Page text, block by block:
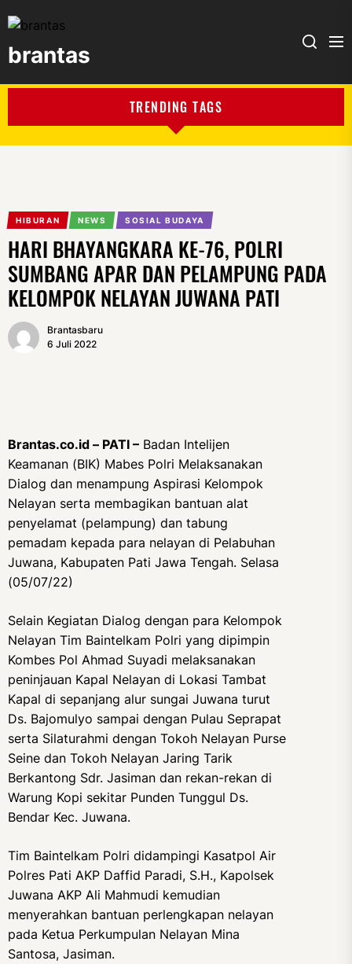
brantas
TRENDING TAGS
HIBURAN NEWS SOSIAL BUDAYA
HARI BHAYANGKARA KE-76, POLRI
SUMBANG APAR DAN PELAMPUNG PADA
KELOMPOK NELAYAN JUWANA PATI
Brantasbaru
6 Juli 2022
Brantas.co.id – PATI – Badan Intelijen
Keamanan (BIK) Mabes Polri Melaksanakan
Dialog dan menampung Aspirasi Kelompok
Nelayan serta membagikan bantuan alat
penyelamat (pelampung) dan tabung
pemadam kepada para nelayan di Pelabuhan
Juwana, Kabupaten Pati Jawa Tengah. Selasa
(05/07/22)
Selain Kegiatan Dialog dengan para Kelompok
Nelayan Tim Baintelkam Polri yang dipimpin
Kombes Pol Ahmad Suyadi melaksanakan
peninjauan Kapal Nelayan di Lokasi Tambat
Kapal di sepanjang alur sungai Juwana turut
Ds. Bajomulyo sampai dengan Pulau Seprapat
serta Silaturahmi dengan Tokoh Nelayan Purse
Seine dan Tokoh Nelayan Jaring Tarik
Berkantong Sdr. Jasiman dan rekan-rekan di
Warung Kopi sekitar Punden Tunggul Ds.
Bendar Kec. Juwana.
Tim Baintelkam Polri didampingi Kasatpol Air
Polres Pati AKP Daffid Paradi, S.H., Kapolsek
Juwana AKP Ali Mahmudi kemudian
menyerahkan bantuan perlengkapan nelayan
pada Ketua Perkumpulan Nelayan Mina
Santosa, Jasiman.